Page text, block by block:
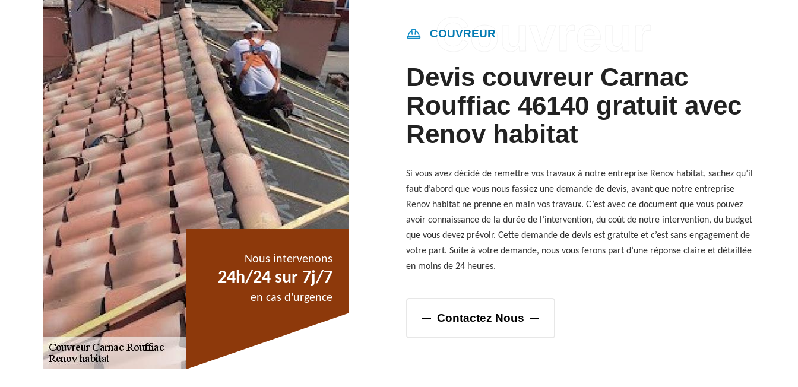
Nous intervenons
24h/24 sur 7j/7
en cas d'urgence
COUVREUR
Devis couvreur Carnac
Rouffiac 46140 gratuit avec
Renov habitat
Si vous avez décidé de remettre vos travaux à notre entreprise Renov habitat, sachez qu’il
faut d’abord que vous nous fassiez une demande de devis, avant que notre entreprise
Renov habitat ne prenne en main vos travaux. C’est avec ce document que vous pouvez
avoir connaissance de la durée de l’intervention, du coût de notre intervention, du budget
que vous devez prévoir. Cette demande de devis est gratuite et c’est sans engagement de
votre part. Suite à votre demande, nous vous ferons part d’une réponse claire et détaillée
en moins de 24 heures.
Contactez Nous